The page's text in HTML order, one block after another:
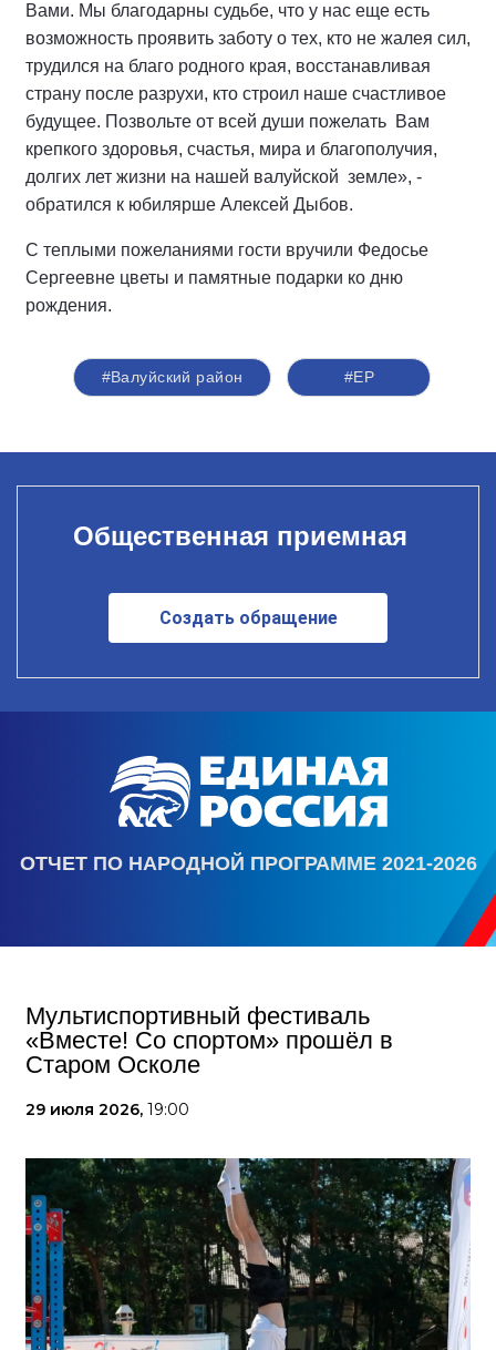
Вами. Мы благодарны судьбе, что у нас еще есть
возможность проявить заботу о тех, кто не жалея сил,
трудился на благо родного края, восстанавливая
страну после разрухи, кто строил наше счастливое
будущее. Позвольте от всей души пожелать Вам
крепкого здоровья, счастья, мира и благополучия,
долгих лет жизни на нашей валуйской земле», -
обратился к юбилярше Алексей Дыбов.
С теплыми пожеланиями гости вручили Федосье
Сергеевне цветы и памятные подарки ко дню
рождения.
#Валуйский район #ЕР
Общественная приемная
Создать обращение
ОТЧЕТ ПО НАРОДНОЙ ПРОГРАММЕ 2021-2026
Мультиспортивный фестиваль
«Вместе! Со спортом» прошёл в
Старом Осколе
29 июля 2026, 19:00